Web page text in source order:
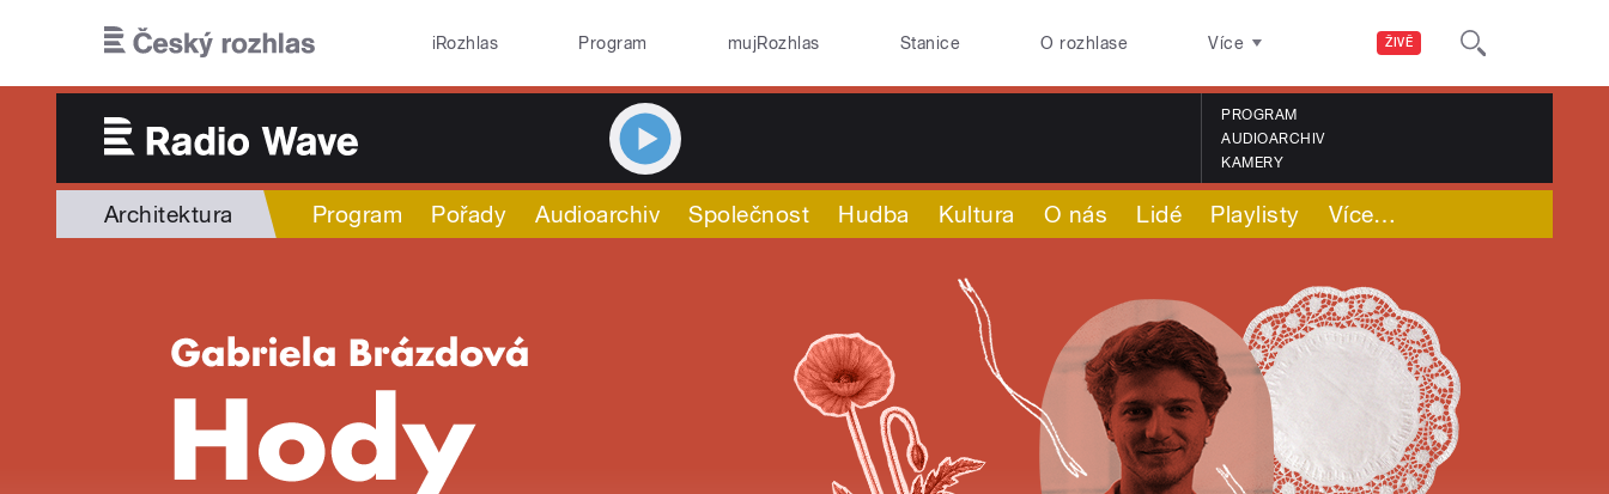
ŽIVĚ
iRozhlas Program mujRozhlas Stanice O rozhlase Více
PROGRAM
AUDIOARCHIV
KAMERY
Architektura Program Pořady Audioarchiv Společnost Hudba Kultura O nás Lidé Playlisty Více…